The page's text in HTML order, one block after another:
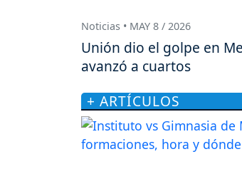
Noticias • MAY 8 / 2026
Unión dio el golpe en
avanzó a cuartos
+ ARTÍCULOS